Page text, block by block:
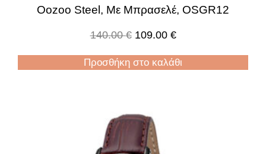
Oozoo Steel, Με Μπρασελέ, OSGR12
140.00€ 109.00 €
Προσθήκη στο καλάθι